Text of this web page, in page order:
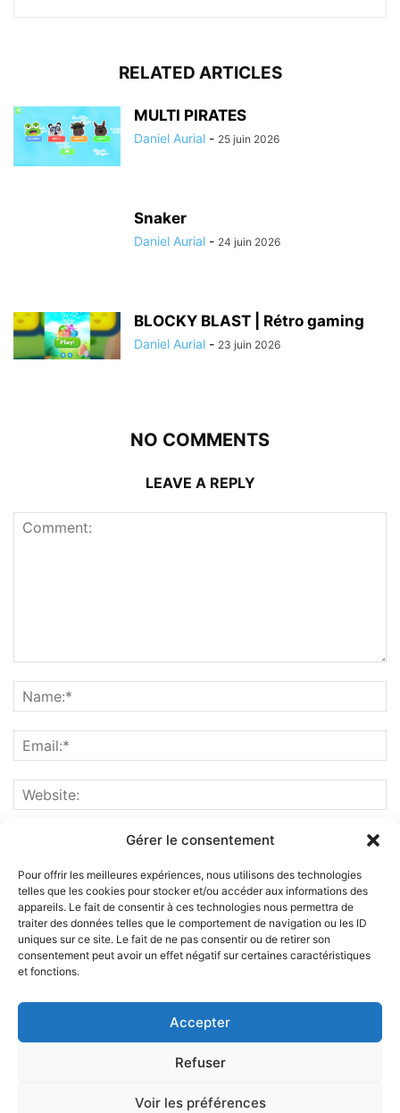
Gérer le consentement
Pour offrir les meilleures expériences, nous utilisons des technologies
telles que les cookies pour stocker et/ou accéder aux informations des
appareils. Le fait de consentir à ces technologies nous permettra de
traiter des données telles que le comportement de navigation ou les ID
uniques sur ce site. Le fait de ne pas consentir ou de retirer son
consentement peut avoir un effet négatif sur certaines caractéristiques
et fonctions.
Accepter
Refuser
Voir les préférences
RELATED ARTICLES
MULTI PIRATES
Daniel Aurial - 25 juin 2026
Snaker
Daniel Aurial - 24 juin 2026
BLOCKY BLAST | Rétro gaming
Daniel Aurial - 23 juin 2026
NO COMMENTS
LEAVE A REPLY
ABOUT US
FOLLOW US